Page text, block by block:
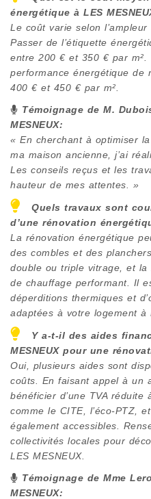
énergétique à LES
Le coût varie selon
Passer de l’étiquette
entre 200 € et 350 € par m².
performance énergétique de
400 € et 450 € par m².
Témoignage de M.
MESNEUX:
« En cherchant à optimiser
ma maison ancienne, j’ai
Les conseils reçus et les
hauteur de mes attentes. »
Quels travaux sont
d’une rénovation
La rénovation énergétique
des combles et des
double ou triple vitrage, et la
de chauffage performant. Il
déperditions thermiques et
adaptées à votre logement à
Y a-t-il des aides
MESNEUXpour une
Oui, plusieurs aides sont
coûts. En faisant appel à un
bénéficier d’une TVA réduite
comme le CITE, l’éco-PTZ,
également accessibles.
collectivités locales pour
LES MESNEUX.
Témoignage de Mme
MESNEUX: